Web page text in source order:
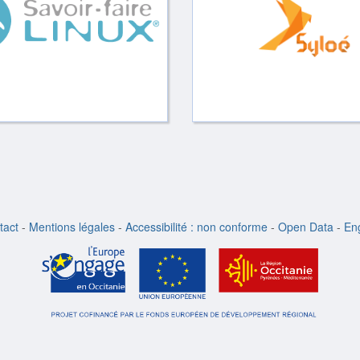
- Mentions légales - Accessibilité : non conforme - Open Data -